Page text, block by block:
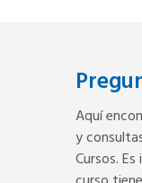
Aquí
y
Cursos.